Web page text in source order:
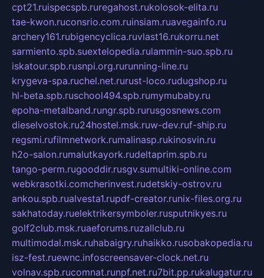
cpt21.ruispecspb.ruregahost.rukolosok-elita.ru
tae-kwon.ruconsrio.com.ruinsiam.ruavegainfo.ru
archery161.rubigencyclica.ruvlast16.rukorru.net
sarmiento.spb.suextelopedia.rulammin-suo.spb.ru
iskatour.spb.rusnpi.org.rurunning-line.ru
krygeva-spa.ruchel.net.rurust-loco.rudugshop.ru
hl-beta.spb.ruschool494.spb.rumymubaby.ru
epoha-metalband.rungr.spb.rurusgosnews.com
dieselvostok.ru24hostel.msk.ruw-dev.ruf-ship.ru
regsmi.rufilmnetwork.rumalinasp.rukinosvin.ru
h2o-salon.rumalutkayork.rudeltaprim.spb.ru
tango-perm.rugooddir.rusgv.sumultiki-online.com
webkrasotki.comcherinvest.rudetskiy-ostrov.ru
ankou.spb.rualvesta1.rupdf-creator.runix-files.org.ru
sakhatoday.ruelektrikersymboler.rusputnikyes.ru
golf2club.msk.ruaeforums.ruzallclub.ru
multimodal.msk.ruhabaigry.ruhaikko.rusobakopedia.ru
isz-fest.ruewnc.infoscreensaver-clock.net.ru
volnav.spb.rucomnat.runpf.net.ru7bit.pp.rukalugatur.ru